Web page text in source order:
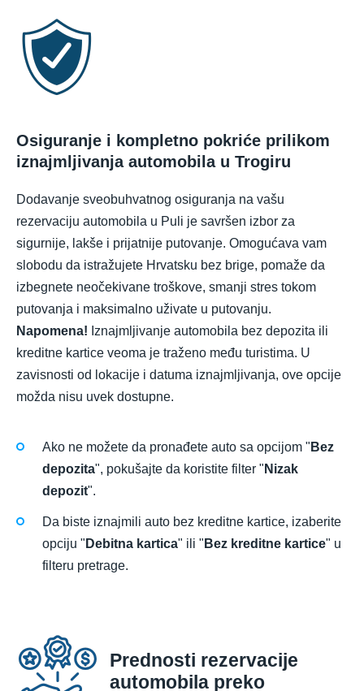
Osiguranje i kompletno pokriće prilikom
iznajmljivanja automobila u Trogiru
Dodavanje sveobuhvatnog osiguranja na vašu
rezervaciju automobila u Puli je savršen izbor za
sigurnije, lakše i prijatnije putovanje. Omogućava vam
slobodu da istražujete Hrvatsku bez brige, pomaže da
izbegnete neočekivane troškove, smanji stres tokom
putovanja i maksimalno uživate u putovanju.
Napomena! Iznajmljivanje automobila bez depozita ili
kreditne kartice veoma je traženo među turistima. U
zavisnosti od lokacije i datuma iznajmljivanja, ove opcije
možda nisu uvek dostupne.
Ako ne možete da pronađete auto sa opcijom " Bez
depozita", pokušajte da koristite filter " Nizak
depozit".
Da biste iznajmili auto bez kreditne kartice, izaberite
opciju " Debitna kartica" ili " Bez kreditne kartice" u
filteru pretrage.
Prednosti rezervacije
automobila preko